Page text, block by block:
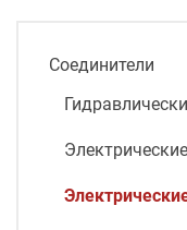
Соединители